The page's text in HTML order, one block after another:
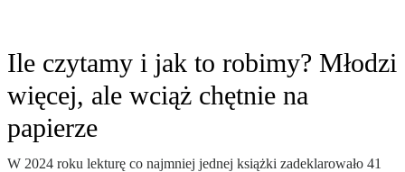
Ile czytamy i jak to robimy? Młodzi
więcej, ale wciąż chętnie na
papierze
W 2024 roku lekturę co najmniej jednej książki zadeklarowało 41